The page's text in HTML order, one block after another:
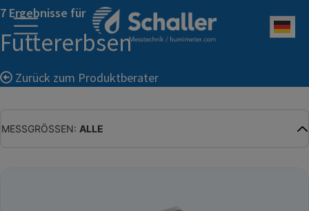
7 Ergebnisse für
Futtererbsen
Zurück zum Produktberater
MESSGRÖSSEN: ALLE